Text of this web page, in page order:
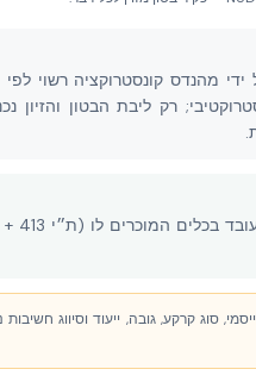
סייסמי, סוג קרקע, גובה, ייעוד וסיווג